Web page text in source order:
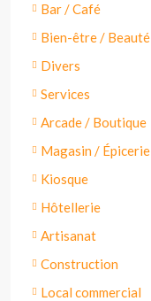
Bar / Café
Bien-être / Beauté
Divers
Services
Arcade / Boutique
Magasin / Épicerie
Kiosque
Hôtellerie
Artisanat
Construction
Local commercial